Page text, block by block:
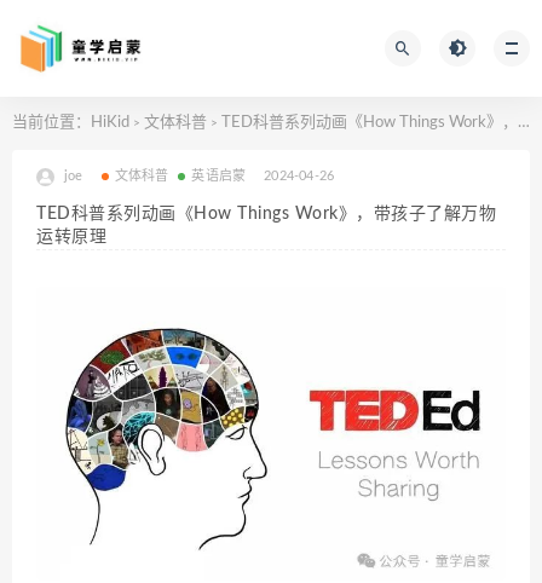
当前位置： HiKid > 文体科普 > TED科普系列动画《How Things Work》，带孩子了解万物运转原理
joe 文体科普 英语启蒙 2024-04-26
TED科普系列动画《How Things Work》，带孩子了解万物
运转原理